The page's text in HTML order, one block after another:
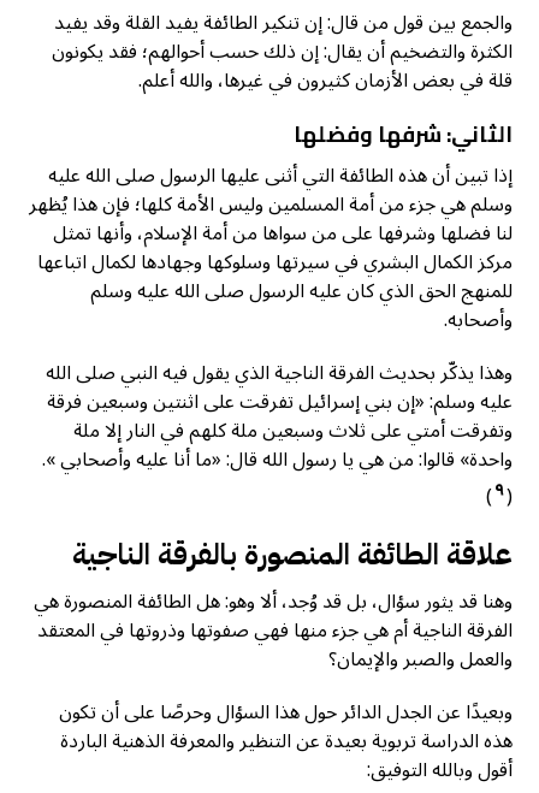
والجمع بين قول من قال: إن تنكير الطائفة يفيد القلة وقد يفيد
الكثرة والتضخيم أن يقال: إن ذلك حسب أحوالهم؛ فقد يكونون
قلة في بعض الأزمان كثيرون في غيرها، والله أعلم.
الثاني: شرفها وفضلها
إذا تبين أن هذه الطائفة التي أثنى عليها الرسول صلى الله عليه
وسلم هي جزء من أمة المسلمين وليس الأمة كلها؛ فإن هذا يُظهر
لنا فضلها وشرفها على من سواها من أمة الإسلام، وأنها تمثل
مركز الكمال البشري في سيرتها وسلوكها وجهادها لكمال اتباعها
للمنهج الحق الذي كان عليه الرسول صلى الله عليه وسلم
وأصحابه.
وهذا يذكّر بحديث الفرقة الناجية الذي يقول فيه النبي صلى الله
عليه وسلم: «إن بني إسرائيل تفرقت على اثنتين وسبعين فرقة
وتفرقت أمتي على ثلاث وسبعين ملة كلهم في النار إلا ملة
واحدة» قالوا: من هي يا رسول الله قال: «ما أنا عليه وأصحابي ».
(٩)
علاقة الطائفة المنصورة بالفرقة الناجية
وهنا قد يثور سؤال، بل قد وُجد، ألا وهو: هل الطائفة المنصورة هي
الفرقة الناجية أم هي جزء منها فهي صفوتها وذروتها في المعتقد
والعمل والصبر والإيمان؟
وبعيدًا عن الجدل الدائر حول هذا السؤال وحرصًا على أن تكون
هذه الدراسة تربوية بعيدة عن التنظير والمعرفة الذهنية الباردة
أقول وبالله التوفيق: